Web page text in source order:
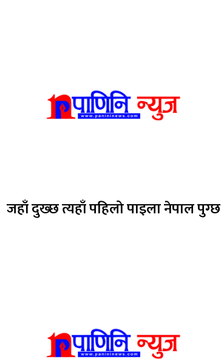
जहाँ दुख्छ त्यहाँ पहिलो पाइला नेपाल पुग्छ